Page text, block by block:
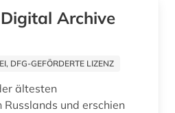
Archive
DFG-GEFÖRDERTE LIZENZ
ältesten
und erschien